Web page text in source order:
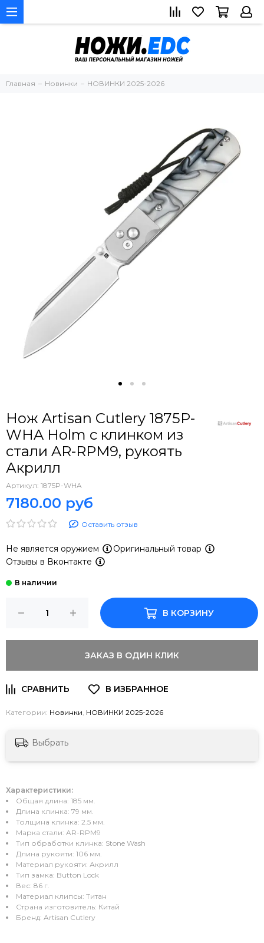
Главная Новинки НОВИНКИ 2025-2026
Нож Artisan Cutlery 1875P-
WHA Holm с клинком из
стали AR-RPM9, рукоять
Акрилл
Артикул: 1875P-WHA
7180.00 руб
Оставить отзыв
Не является оружием
Оригинальный товар
Отзывы в Вконтакте
В КОРЗИНУ
ЗАКАЗ В ОДИН КЛИК
Категории: Новинки, НОВИНКИ 2025-2026
Выбрать
Характеристики:
Общая длина: 185 мм.
Длина клинка: 79 мм.
Толщина клинка: 2.5 мм.
Марка стали: AR-RPM9
Тип обработки клинка: Stone Wash
Длина рукояти: 106 мм.
Материал рукояти: Акрилл
Тип замка: Button Lock
Вес: 86 г.
Материал клипсы: Титан
Страна изготовитель: Китай
Бренд: Artisan Cutlery